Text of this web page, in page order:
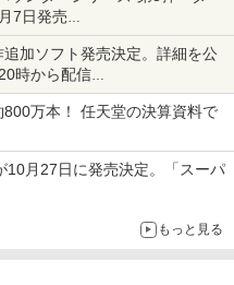
7日発売
使用した超大型チーズバーガー
追加ソフト発売決定。詳細を公
時から配信
800万本！ 任天堂の決算資料で
10月27日に発売決定。「スーパ
もっと見る